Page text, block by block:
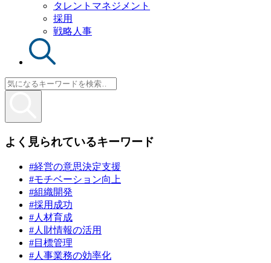
タレントマネジメント
採用
戦略人事
よく見られているキーワード
#経営の意思決定支援
#モチベーション向上
#組織開発
#採用成功
#人材育成
#人財情報の活用
#目標管理
#人事業務の効率化